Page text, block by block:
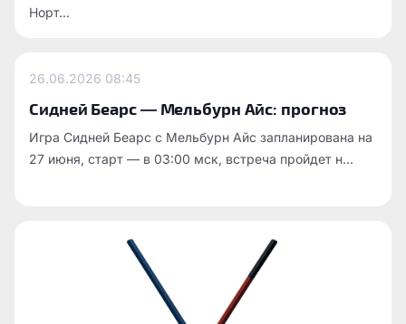
Норт...
26.06.2026 08:45
Сидней Беарс — Мельбурн Айс: прогноз
Игра Сидней Беарс с Мельбурн Айс запланирована на
27 июня, старт — в 03:00 мск, встреча пройдет н...